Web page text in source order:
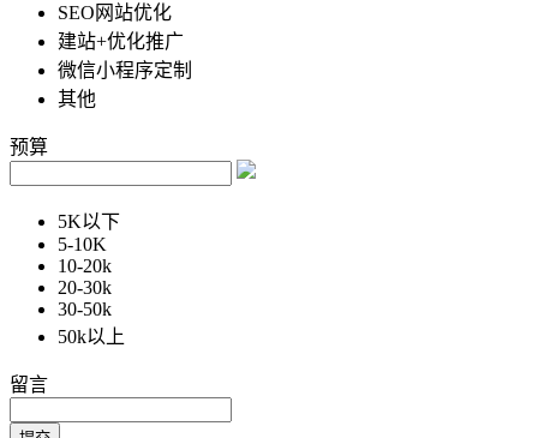
SEO网站优化
建站+优化推广
微信小程序定制
其他
预算
5K以下
5-10K
10-20k
20-30k
30-50k
50k以上
留言